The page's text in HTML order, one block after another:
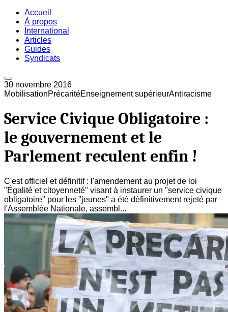
Accueil
À propos
International
Articles
Guides
Syndicats
30 novembre 2016
MobilisationPrécaritéEnseignement supérieurAntiracisme
Service Civique Obligatoire :
le gouvernement et le
Parlement reculent enfin !
C'est officiel et définitif : l'amendement au projet de loi
"Égalité et citoyenneté" visant à instaurer un "service civique
obligatoire" pour les "jeunes" a été définitivement rejeté par
l'Assemblée Nationale, assembl...